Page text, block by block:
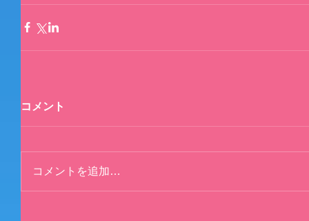
コメント
コメントを追加…